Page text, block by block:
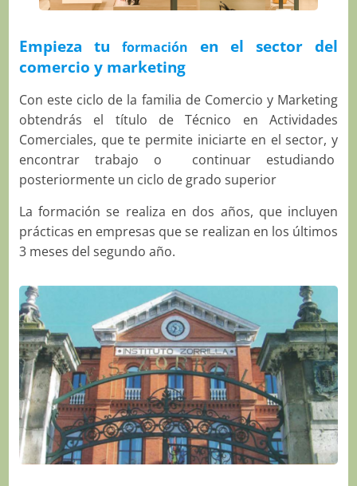
Empieza tu formación
en el sector del
comercio y marketing
Con este ciclo de la familia de Comercio y Marketing
obtendrás el título de Técnico en Actividades
Comerciales, que te permite iniciarte en el sector, y
encontrar trabajo o continuar estudiando
posteriormente un ciclo de grado superior
La formación se realiza en dos años, que incluyen
prácticas en empresas que se realizan en los últimos
3 meses del segundo año.